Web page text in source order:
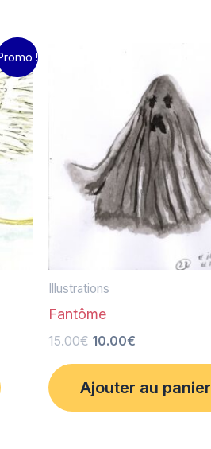
!
Illustrations
Fantôme
15.00€
15.00€.
10.00€
actuel
est :
10.00€.
Ajouter au panier